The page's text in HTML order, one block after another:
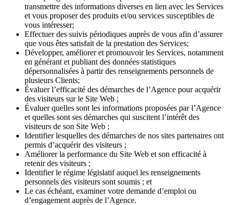
transmettre des informations diverses en lien avec les Services
et vous proposer des produits et/ou services susceptibles de
vous intéresser;
Effectuer des suivis périodiques auprès de vous afin d’assurer
que vous êtes satisfait de la prestation des Services;
Développer, améliorer et promouvoir les Services, notamment
en générant et publiant des données statistiques
dépersonnalisées à partir des renseignements personnels de
plusieurs Clients;
Évaluer l’efficacité des démarches de l’Agence pour acquérir
des visiteurs sur le Site Web ;
Évaluer quelles sont les informations proposées par l’Agence
et quelles sont ses démarches qui suscitent l’intérêt des
visiteurs de son Site Web ;
Identifier lesquelles des démarches de nos sites partenaires ont
permis d’acquérir des visiteurs ;
Améliorer la performance du Site Web et son efficacité à
retenir des visiteurs ;
Identifier le régime législatif auquel les renseignements
personnels des visiteurs sont soumis ; et
Le cas échéant, examiner votre demande d’emploi ou
d’engagement auprès de l’Agence.